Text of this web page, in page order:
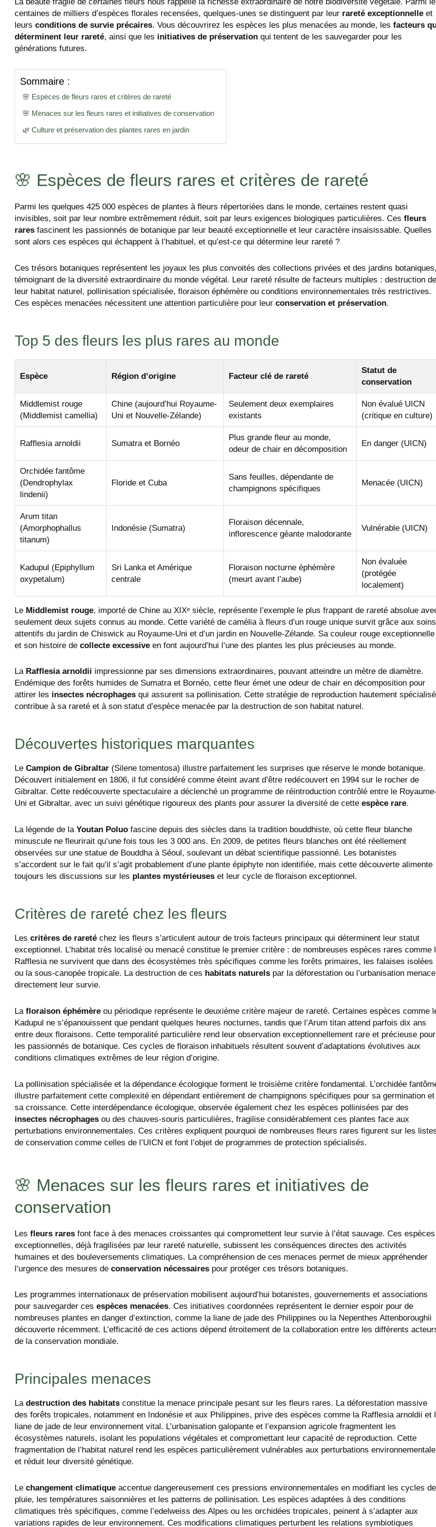
centaines de milliers d’espèces florales recensées, quelques-unes se distinguent par leur rareté exceptionnelle et
leurs conditions de survie précaires. Vous découvrirez les espèces les plus menacées au monde, les facteurs
déterminent leur rareté, ainsi que les initiatives de préservation qui tentent de les sauvegarder pour les
générations futures.
Sommaire :
🌸 Espèces de fleurs rares et critères de rareté
🌸 Menaces sur les fleurs rares et initiatives de conservation
🌿 Culture et préservation des plantes rares en jardin
🌸 Espèces de fleurs rares et critères de rareté
Parmi les quelques 425 000 espèces de plantes à fleurs répertoriées dans le monde, certaines restent quasi
invisibles, soit par leur nombre extrêmement réduit, soit par leurs exigences biologiques particulières. Ces fleurs
rares fascinent les passionnés de botanique par leur beauté exceptionnelle et leur caractère insaisissable. Quelles
sont alors ces espèces qui échappent à l’habituel, et qu’est-ce qui détermine leur rareté ?
Ces trésors botaniques représentent les joyaux les plus convoités des collections privées et des jardins
témoignant de la diversité extraordinaire du monde végétal. Leur rareté résulte de facteurs multiples : destruction de
leur habitat naturel, pollinisation spécialisée, floraison éphémère ou conditions environnementales très restrictives.
Ces espèces menacées nécessitent une attention particulière pour leur conservation et préservation.
Top 5 des fleurs les plus rares au monde
Espèce Région d’origine Facteur clé de rareté
Statut de
conservation
Middlemist rouge
(Middlemist camellia)
Chine (aujourd’hui Royaume-
Uni et Nouvelle-Zélande)
Seulement deux exemplaires
existants
Non évalué UICN
(critique en culture)
Rafflesia arnoldii Sumatra et Bornéo
Plus grande fleur au monde,
odeur de chair en décomposition
En danger (UICN)
Orchidée fantôme
(Dendrophylax
lindenii)
Floride et Cuba
Sans feuilles, dépendante de
champignons spécifiques
Menacée (UICN)
Arum titan
(Amorphophallus
titanum)
Indonésie (Sumatra)
Floraison décennale,
inflorescence géante malodorante
Vulnérable (UICN)
Kadupul (Epiphyllum
oxypetalum)
Sri Lanka et Amérique
centrale
Floraison nocturne éphémère
(meurt avant l’aube)
Non évaluée
(protégée
localement)
Le Middlemist rouge, importé de Chine au XIXᵉ siècle, représente l’exemple le plus frappant de rareté absolue
seulement deux sujets connus au monde. Cette variété de camélia à fleurs d’un rouge unique survit grâce aux soins
attentifs du jardin de Chiswick au Royaume-Uni et d’un jardin en Nouvelle-Zélande. Sa couleur rouge exceptionnelle
et son histoire de collecte excessive en font aujourd’hui l’une des plantes les plus précieuses au monde.
La Rafflesia arnoldii impressionne par ses dimensions extraordinaires, pouvant atteindre un mètre de diamètre.
Endémique des forêts humides de Sumatra et Bornéo, cette fleur émet une odeur de chair en décomposition pour
attirer les insectes nécrophages qui assurent sa pollinisation. Cette stratégie de reproduction hautement
contribue à sa rareté et à son statut d’espèce menacée par la destruction de son habitat naturel.
Découvertes historiques marquantes
Le Campion de Gibraltar (Silene tomentosa) illustre parfaitement les surprises que réserve le monde botanique.
Découvert initialement en 1806, il fut considéré comme éteint avant d’être redécouvert en 1994 sur le rocher de
Gibraltar. Cette redécouverte spectaculaire a déclenché un programme de réintroduction contrôlé entre le
Uni et Gibraltar, avec un suivi génétique rigoureux des plants pour assurer la diversité de cette espèce rare.
La légende de la Youtan Poluo fascine depuis des siècles dans la tradition bouddhiste, où cette fleur blanche
minuscule ne fleurirait qu’une fois tous les 3 000 ans. En 2009, de petites fleurs blanches ont été réellement
observées sur une statue de Bouddha à Séoul, soulevant un débat scientifique passionné. Les botanistes
s’accordent sur le fait qu’il s’agit probablement d’une plante épiphyte non identifiée, mais cette découverte alimente
toujours les discussions sur les plantes mystérieuses et leur cycle de floraison exceptionnel.
Critères de rareté chez les fleurs
Les critères de rareté chez les fleurs s’articulent autour de trois facteurs principaux qui déterminent leur statut
exceptionnel. L’habitat très localisé ou menacé constitue le premier critère : de nombreuses espèces rares comme
Rafflesia ne survivent que dans des écosystèmes très spécifiques comme les forêts primaires, les falaises isolées
ou la sous-canopée tropicale. La destruction de ces habitats naturels par la déforestation ou l’urbanisation menace
directement leur survie.
La floraison éphémère ou périodique représente le deuxième critère majeur de rareté. Certaines espèces comme
Kadupul ne s’épanouissent que pendant quelques heures nocturnes, tandis que l’Arum titan attend parfois dix ans
entre deux floraisons. Cette temporalité particulière rend leur observation exceptionnellement rare et précieuse pour
les passionnés de botanique. Ces cycles de floraison inhabituels résultent souvent d’adaptations évolutives aux
conditions climatiques extrêmes de leur région d’origine.
La pollinisation spécialisée et la dépendance écologique forment le troisième critère fondamental. L’orchidée
illustre parfaitement cette complexité en dépendant entièrement de champignons spécifiques pour sa germination et
sa croissance. Cette interdépendance écologique, observée également chez les espèces pollinisées par des
insectes nécrophages ou des chauves-souris particulières, fragilise considérablement ces plantes face aux
perturbations environnementales. Ces critères expliquent pourquoi de nombreuses fleurs rares figurent sur les
de conservation comme celles de l’UICN et font l’objet de programmes de protection spécialisés.
🌸 Menaces sur les fleurs rares et initiatives de
conservation
Les fleurs rares font face à des menaces croissantes qui compromettent leur survie à l’état sauvage. Ces espèces
exceptionnelles, déjà fragilisées par leur rareté naturelle, subissent les conséquences directes des activités
humaines et des bouleversements climatiques. La compréhension de ces menaces permet de mieux appréhender
l’urgence des mesures de conservation nécessaires pour protéger ces trésors botaniques.
Les programmes internationaux de préservation mobilisent aujourd’hui botanistes, gouvernements et associations
pour sauvegarder ces espèces menacées. Ces initiatives coordonnées représentent le dernier espoir pour de
nombreuses plantes en danger d’extinction, comme la liane de jade des Philippines ou la Nepenthes Attenboroughii
découverte récemment. L’efficacité de ces actions dépend étroitement de la collaboration entre les différents
de la conservation mondiale.
Principales menaces
La destruction des habitats constitue la menace principale pesant sur les fleurs rares. La déforestation massive
des forêts tropicales, notamment en Indonésie et aux Philippines, prive des espèces comme la Rafflesia arnoldii et
liane de jade de leur environnement vital. L’urbanisation galopante et l’expansion agricole fragmentent les
écosystèmes naturels, isolant les populations végétales et compromettant leur capacité de reproduction. Cette
fragmentation de l’habitat naturel rend les espèces particulièrement vulnérables aux perturbations
et réduit leur diversité génétique.
Le changement climatique accentue dangereusement ces pressions environnementales en modifiant les cycles de
pluie, les températures saisonnières et les patterns de pollinisation. Les espèces adaptées à des conditions
climatiques très spécifiques, comme l’edelweiss des Alpes ou les orchidées tropicales, peinent à s’adapter aux
variations rapides de leur environnement. Ces modifications climatiques perturbent les relations symbiotiques